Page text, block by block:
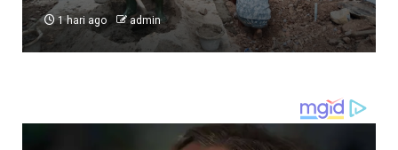
1 hari ago admin